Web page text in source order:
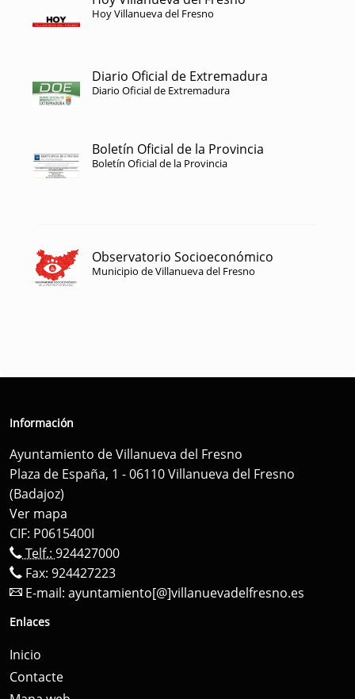
Hoy Villanueva del Fresno
Diario Oficial de Extremadura
Diario Oficial de Extremadura
Boletín Oficial de la Provincia
Boletín Oficial de la Provincia
Observatorio Socioeconómico
Municipio de Villanueva del Fresno
Información
Ayuntamiento de Villanueva del Fresno
Plaza de España, 1 - 06110 Villanueva del Fresno
(Badajoz)
Ver mapa
CIF: P0615400I
Telf.: 924427000
Fax: 924427223
E-mail: ayuntamiento[@]villanuevadelfresno.es
Enlaces
Inicio
Contacte